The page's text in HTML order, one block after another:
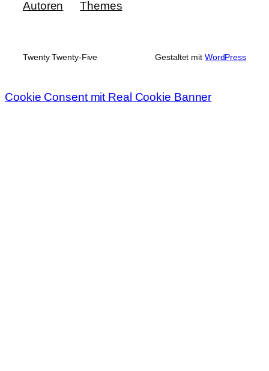
Autoren
Themes
Twenty Twenty-Five Gestaltet mit WordPress
Cookie Consent mit Real Cookie Banner